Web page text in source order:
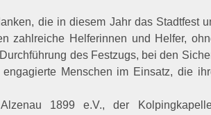
die in diesem Jahr das Stadtfest
zahlreiche Helferinnen und Helfer,
des Festzugs, bei den
Menschen im Einsatz, die
1899 e.V., der